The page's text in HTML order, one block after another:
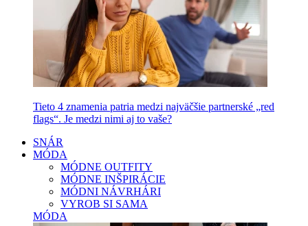
Tieto 4 znamenia patria medzi najväčšie partnerské „red
flags“. Je medzi nimi aj to vaše?
SNÁR
MÓDA
MÓDNE OUTFITY
MÓDNE INŠPIRÁCIE
MÓDNI NÁVRHÁRI
VYROB SI SAMA
MÓDA